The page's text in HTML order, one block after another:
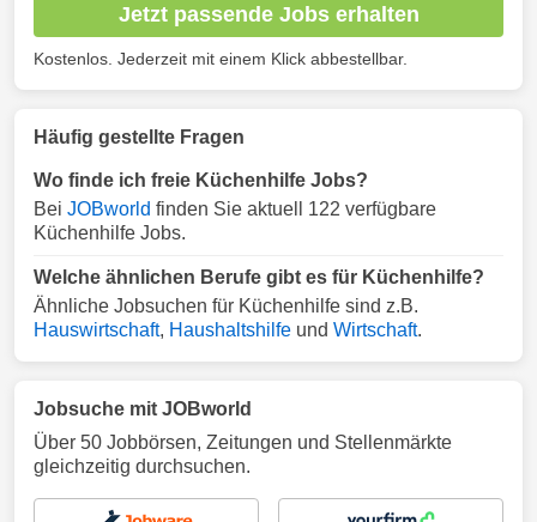
Jetzt passende Jobs erhalten
Kostenlos. Jederzeit mit einem Klick abbestellbar.
Häufig gestellte Fragen
Wo finde ich freie Küchenhilfe Jobs?
Bei JOBworld finden Sie aktuell 122 verfügbare
Küchenhilfe Jobs.
Welche ähnlichen Berufe gibt es für Küchenhilfe?
Ähnliche Jobsuchen für Küchenhilfe sind z.B.
Hauswirtschaft, Haushaltshilfe und Wirtschaft.
Jobsuche mit JOBworld
Über 50 Jobbörsen, Zeitungen und Stellenmärkte
gleichzeitig durchsuchen.